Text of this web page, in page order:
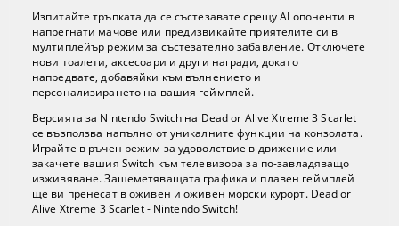
Изпитайте тръпката да се състезавате срещу AI опоненти в
напрегнати мачове или предизвикайте приятелите си в
мултиплейър режим за състезателно забавление. Отключете
нови тоалети, аксесоари и други награди, докато
напредвате, добавяйки към вълнението и
персонализирането на вашия геймплей.
Версията за Nintendo Switch на Dead or Alive Xtreme 3 Scarlet
се възползва напълно от уникалните функции на конзолата.
Играйте в ръчен режим за удоволствие в движение или
закачете вашия Switch към телевизора за по-завладяващо
изживяване. Зашеметяващата графика и плавен геймплей
ще ви пренесат в оживен и оживен морски курорт. Dead or
Alive Xtreme 3 Scarlet - Nintendo Switch!